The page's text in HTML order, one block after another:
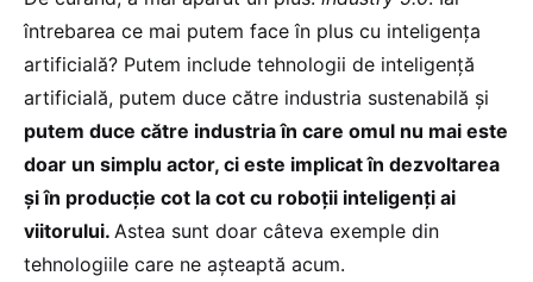
întrebarea ce mai putem face în plus cu inteligența
artificială? Putem include tehnologii de inteligență
artificială, putem duce către industria sustenabilă și
putem duce către industria în care omul nu mai este
doar un simplu actor, ci este implicat în dezvoltarea
și în producție cot la cot cu roboții inteligenți ai
viitorului. Astea sunt doar câteva exemple din
tehnologiile care ne așteaptă acum.